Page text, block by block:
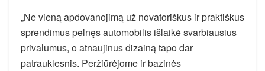
„Ne vieną apdovanojimą už novatoriškus ir praktiškus
sprendimus pelnęs automobilis išlaikė svarbiausius
privalumus, o atnaujinus dizainą tapo dar
patrauklesnis. Peržiūrėjome ir bazinės